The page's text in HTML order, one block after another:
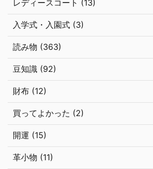
レディースコート (13)
入学式・入園式 (3)
読み物 (363)
豆知識 (92)
財布 (12)
買ってよかった (2)
開運 (15)
革小物 (11)